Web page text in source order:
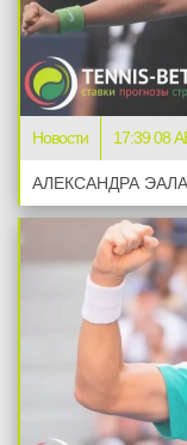
Новости 17:39 08
АЛЕКСАНДРА